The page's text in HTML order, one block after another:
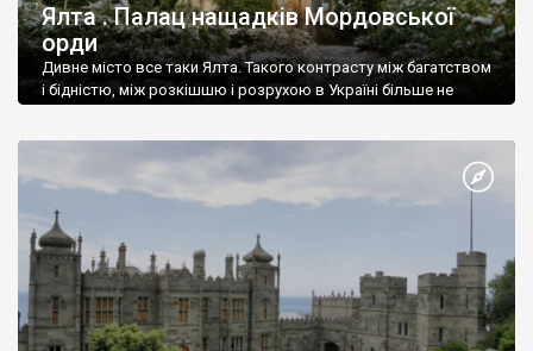
Ялта . Палац нащадків Мордовської
орди
Дивне місто все таки Ялта. Такого контрасту між багатством
і бідністю, між розкішшю і розрухою в Україні більше не